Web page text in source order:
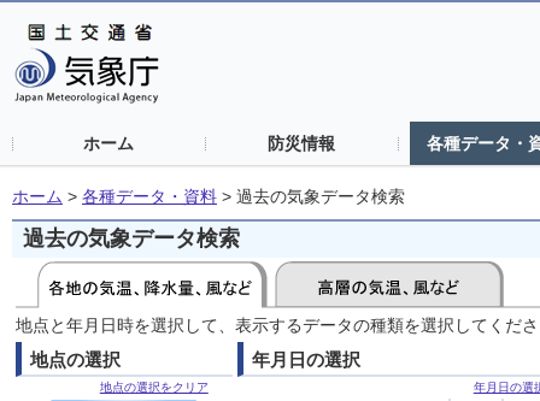
ホーム 防災情報 各種データ・
ホーム > 各種データ・資料 > 過去の気象データ検索
過去の気象データ検索
地点と年月日時を選択して、表示するデータの種類を選択してくだ
地点の選択
地点の選択をクリア
年月日の選択
年月日の選